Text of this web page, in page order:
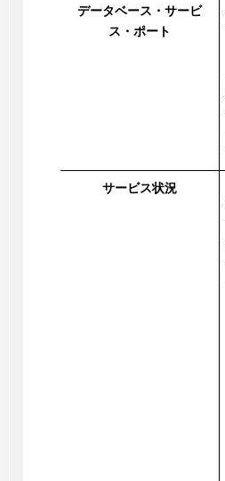
データベース・サービ
ス・ポート
サービス状況